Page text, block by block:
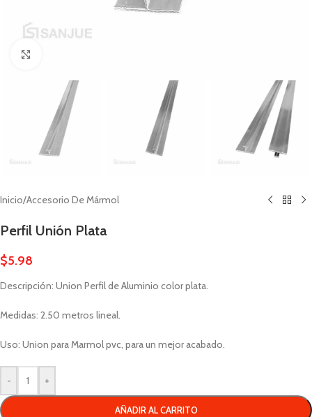
Inicio/Accesorio De Mármol
Perfil Unión Plata
$5.98
Descripción: Union Perfil de Aluminio color plata.
Medidas: 2.50 metros lineal.
Uso: Union para Marmol pvc, para un mejor acabado.
- +
AÑADIR AL CARRITO